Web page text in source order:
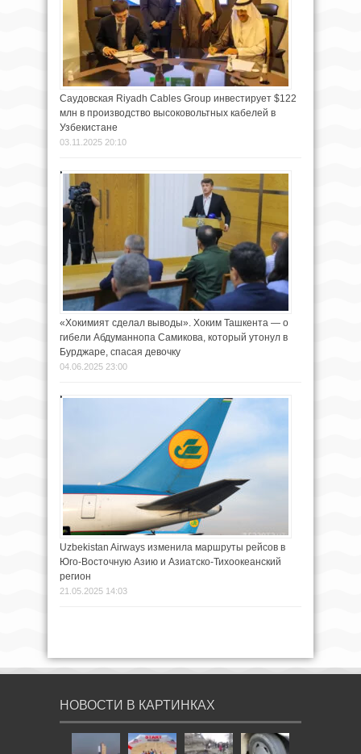
Саудовская Riyadh Cables Group инвестирует $122
млн в производство высоковольтных кабелей в
Узбекистане
03.11.2025 20:10
«Хокимият сделал выводы». Хоким Ташкента — о
гибели Абдуманнопа Самикова, который утонул в
Бурджаре, спасая девочку
04.06.2025 23:00
Uzbekistan Airways изменила маршруты рейсов в
Юго-Восточную Азию и Азиатско-Тихоокеанский
регион
21.05.2025 14:03
НОВОСТИ В КАРТИНКАХ